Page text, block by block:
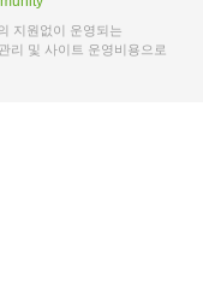
지원없이 운영되는
리 및 사이트 운영비용으로